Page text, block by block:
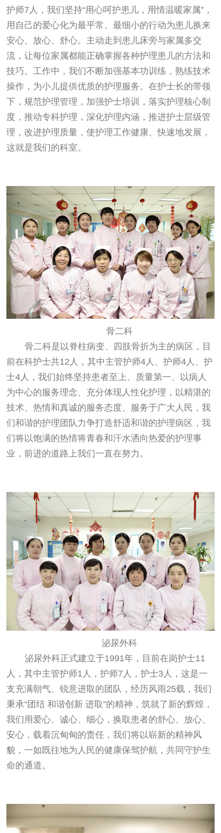
护师7 人，我们坚持“用心呵护患儿，用情温暖家属”，
用自己的爱心化为最平常、最细小的行动为患儿换来
安心、放心、舒心。主动走到患儿床旁与家属多交
流，让每位家属都能正确掌握各种护理患儿的方法和
技巧。工作中，我们不断加强基本功训练，熟练技术
操作，为小儿提供优质的护理服务。在护士长的带领
下，规范护理管理，加强护士培训，落实护理核心制
度，推动专科护理，深化护理内涵，推进护士层级管
理，改进护理质量，使护理工作健康、快速地发展，
这就是我们的科室。
骨二科
骨二科是以脊柱病变、四肢骨折为主的病区，目
前在科护士共12 人，其中主管护师4人、护师4人、护
士4人，我们始终坚持患者至上、质量第一、以病人
为中心的服务理念、充分体现人性化护理，以精湛的
技术、热情和真诚的服务态度、服务于广大人民，我
们和谐的护理团队力争打造舒适和谐的护理病区，我
们将以饱满的热情将青春和汗水洒向热爱的护理事
业，前进的道路上我们一直在努力。
泌尿外科
泌尿外科正式建立于1991年，目前在岗护士11
人，其中主管护师1 人，护师7 人，护士3 人，这是一
支充满朝气、锐意进取的团队，经历风雨25载，我们
秉承“团结 和谐创新 进取”的精神，筑就了新的辉煌，
我们用爱心、诚心、细心，换取患者的舒心、放心、
安心，载着沉甸甸的责任，我们将以崭新的精神风
貌，一如既往地为人民的健康保驾护航，共同守护生
命的通道。